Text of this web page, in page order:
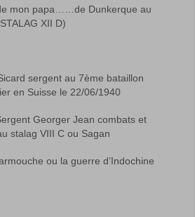
mon papa……de Dunkerque au
XII D)
sergent au 7ème bataillon
en Suisse le 22/06/1940
Georger Jean combats et
stalag VIII C ou Sagan
ou la guerre d’Indochine